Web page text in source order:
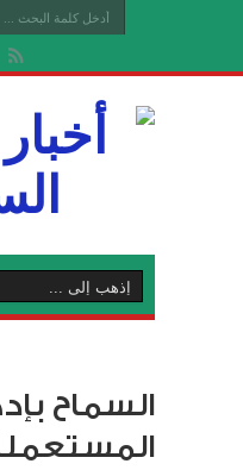
السماح